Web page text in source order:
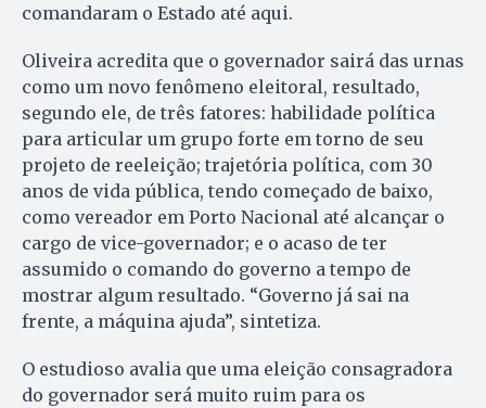
comandaram o Estado até aqui.
Oliveira acredita que o governador sairá das urnas
como um novo fenômeno eleitoral, resultado,
segundo ele, de três fatores: habilidade política
para articular um grupo forte em torno de seu
projeto de reeleição; trajetória política, com 30
anos de vida pública, tendo começado de baixo,
como vereador em Porto Nacional até alcançar o
cargo de vice-governador; e o acaso de ter
assumido o comando do governo a tempo de
mostrar algum resultado. “Governo já sai na
frente, a máquina ajuda”, sintetiza.
O estudioso avalia que uma eleição consagradora
do governador será muito ruim para os